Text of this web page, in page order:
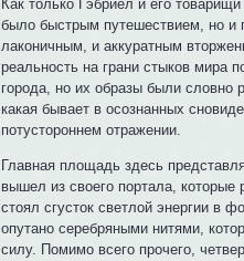
Как только Гэбриел и его
было быстрым путешествием, но и
лаконичным, и аккуратным
реальность на грани стыков мира
города, но их образы были словно
какая бывает в осознанных
потустороннем отражении.
Главная площадь здесь
вышел из своего портала,
стоял сгусток светлой энергии в
опутано серебряными нитями,
силу. Помимо всего прочего,